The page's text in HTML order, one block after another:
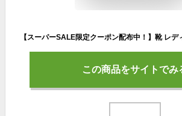
この商品をサイトでみ